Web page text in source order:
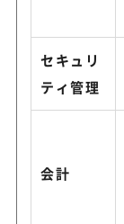
セキュリ
ティ管理
会計